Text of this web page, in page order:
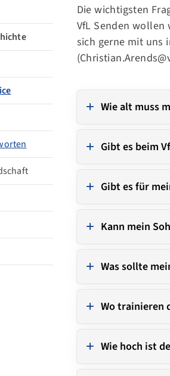
Die wichtigsten
VfL Senden
sich gerne mit uns
(
Wie alt muss
Gibt es beim
Gibt es für
Kann mein
Was sollte
Wo trainieren
Wie hoch ist
Alles